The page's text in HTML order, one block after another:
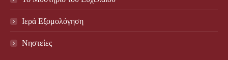
Ιερά Εξομολόγηση
Νηστείες